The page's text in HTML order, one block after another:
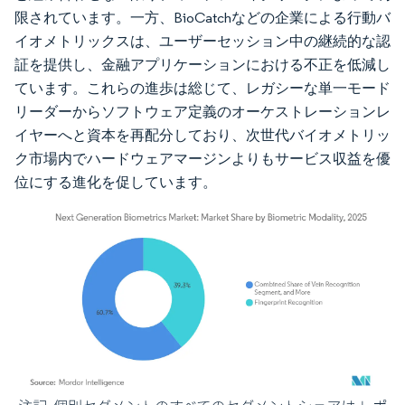
限されています。一方、BioCatchなどの企業による行動バ
イオメトリックスは、ユーザーセッション中の継続的な認
証を提供し、金融アプリケーションにおける不正を低減し
ています。これらの進歩は総じて、レガシーな単一モード
リーダーからソフトウェア定義のオーケストレーションレ
イヤーへと資本を再配分しており、次世代バイオメトリッ
ク市場内でハードウェアマージンよりもサービス収益を優
位にする進化を促しています。